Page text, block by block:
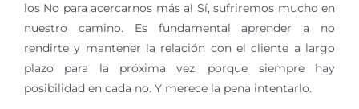
los No para acercarnos más al Sí, sufriremos mucho en
nuestro camino. Es fundamental aprender a no
rendirte y mantener la relación con el cliente a largo
plazo para la próxima vez, porque siempre hay
posibilidad en cada no. Y merece la pena intentarlo.